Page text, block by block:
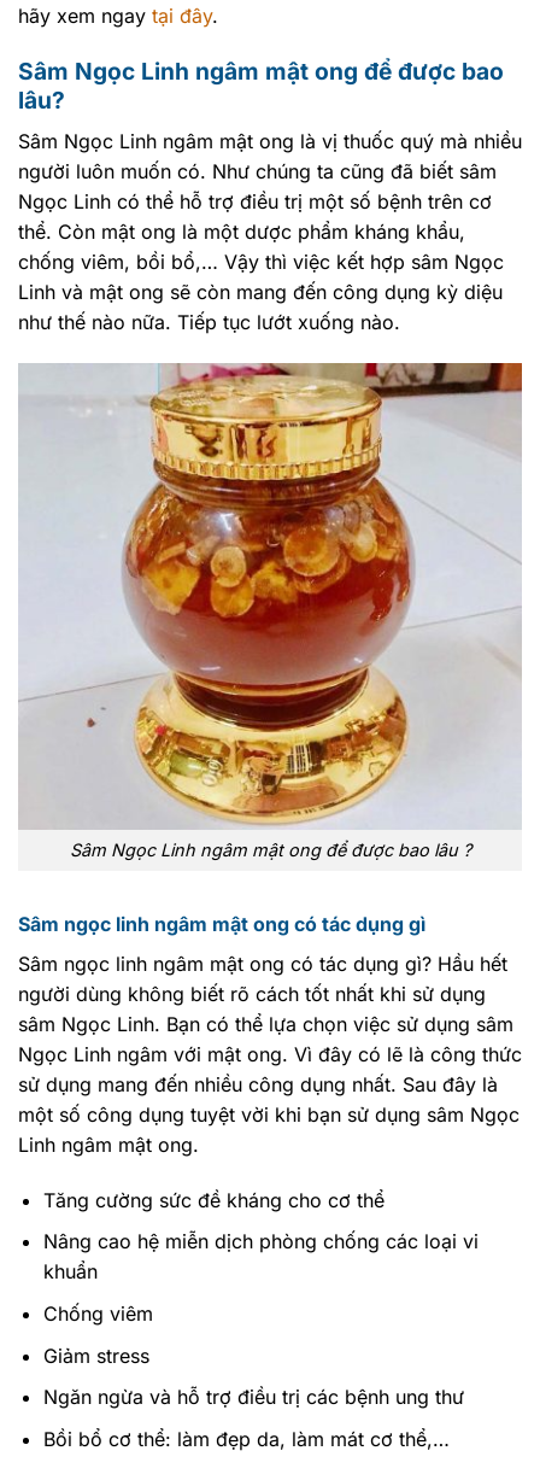
hãy xem ngay tại đây.
Sâm Ngọc Linh ngâm mật ong để được bao
lâu?
Sâm Ngọc Linh ngâm mật ong là vị thuốc quý mà nhiều
người luôn muốn có. Như chúng ta cũng đã biết sâm
Ngọc Linh có thể hỗ trợ điều trị một số bệnh trên cơ
thể. Còn mật ong là một dược phẩm kháng khẩu,
chống viêm, bồi bổ,… Vậy thì việc kết hợp sâm Ngọc
Linh và mật ong sẽ còn mang đến công dụng kỳ diệu
như thế nào nữa. Tiếp tục lướt xuống nào.
Sâm Ngọc Linh ngâm mật ong để được bao lâu ?
Sâm ngọc linh ngâm mật ong có tác dụng gì
Sâm ngọc linh ngâm mật ong có tác dụng gì? Hầu hết
người dùng không biết rõ cách tốt nhất khi sử dụng
sâm Ngọc Linh. Bạn có thể lựa chọn việc sử dụng sâm
Ngọc Linh ngâm với mật ong. Vì đây có lẽ là công thức
sử dụng mang đến nhiều công dụng nhất. Sau đây là
một số công dụng tuyệt vời khi bạn sử dụng sâm Ngọc
Linh ngâm mật ong.
Tăng cường sức đề kháng cho cơ thể
Nâng cao hệ miễn dịch phòng chống các loại vi
khuẩn
Chống viêm
Giảm stress
Ngăn ngừa và hỗ trợ điều trị các bệnh ung thư
Bồi bổ cơ thể: làm đẹp da, làm mát cơ thể,…